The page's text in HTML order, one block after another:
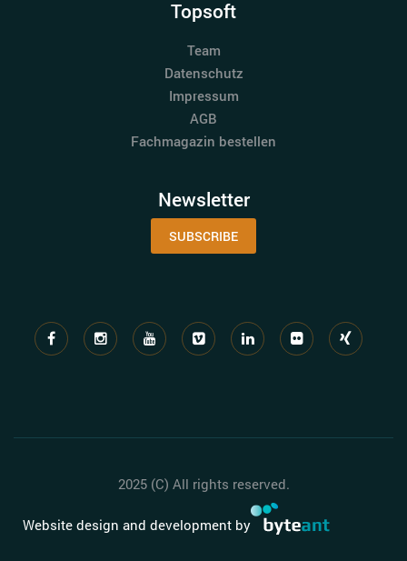
Topsoft
Team
Datenschutz
Impressum
AGB
Fachmagazin bestellen
Newsletter
SUBSCRIBE
2025 (C) All rights reserved.
Website design and development by